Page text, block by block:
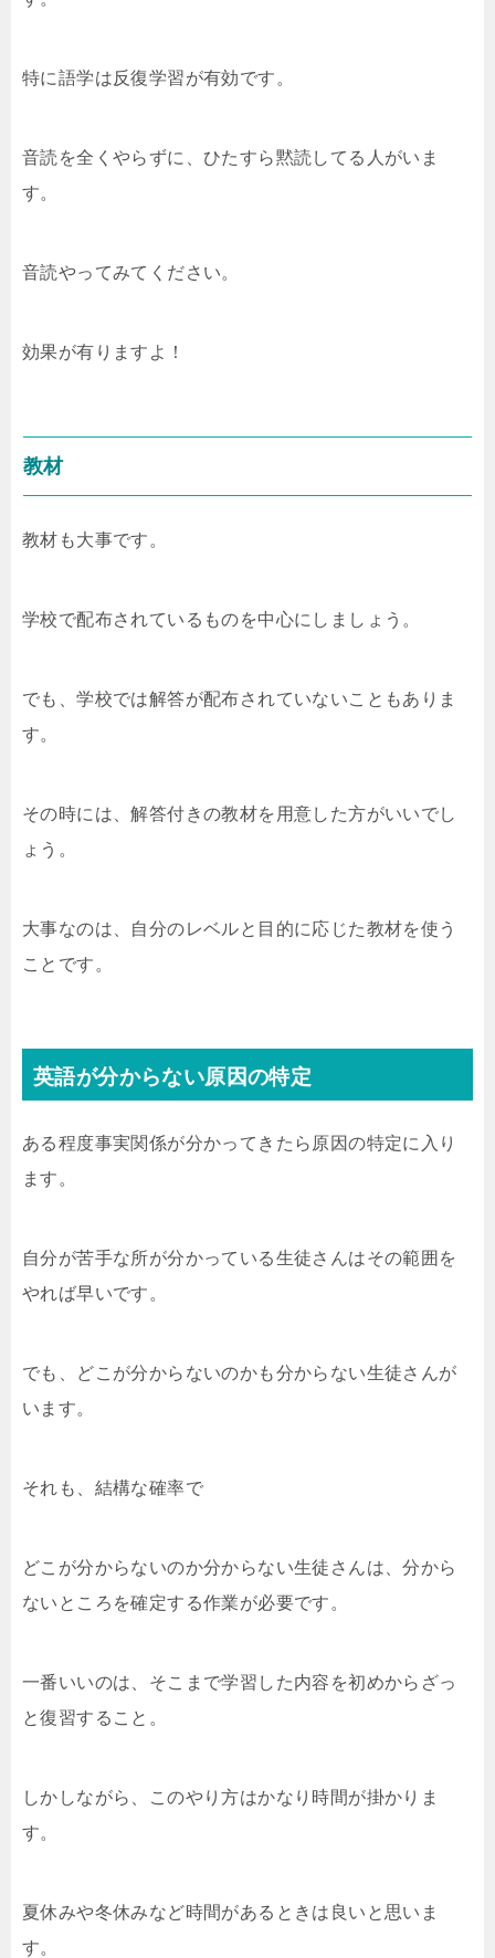
特に語学は反復学習が有効です。
音読を全くやらずに、ひたすら黙読してる人がいま
す。
音読やってみてください。
効果が有りますよ！
教材
教材も大事です。
学校で配布されているものを中心にしましょう。
でも、学校では解答が配布されていないこともありま
す。
その時には、解答付きの教材を用意した方がいいでし
ょう。
大事なのは、自分のレベルと目的に応じた教材を使う
ことです。
英語が分からない原因の特定
ある程度事実関係が分かってきたら原因の特定に入り
ます。
自分が苦手な所が分かっている生徒さんはその範囲を
やれば早いです。
でも、どこが分からないのかも分からない生徒さんが
います。
それも、結構な確率で
どこが分からないのか分からない生徒さんは、分から
ないところを確定する作業が必要です。
一番いいのは、そこまで学習した内容を初めからざっ
と復習すること。
しかしながら、このやり方はかなり時間が掛かりま
す。
夏休みや冬休みなど時間があるときは良いと思いま
す。